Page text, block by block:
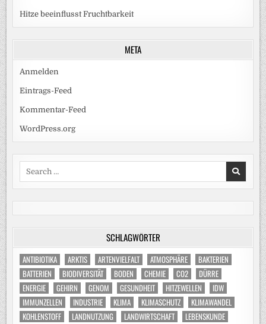
Hitze beeinflusst Fruchtbarkeit
META
Anmelden
Eintrags-Feed
Kommentar-Feed
WordPress.org
Search
SCHLAGWÖRTER
ANTIBIOTIKA ARKTIS ARTENVIELFALT ATMOSPHÄRE
BAKTERIEN
BATTERIEN
BIODIVERSITÄT BODEN CHEMIE CO2
DÜRRE
ENERGIE
GEHIRN GENOM GESUNDHEIT HITZEWELLEN
IDW
IMMUNZELLEN
INDUSTRIE KLIMA KLIMASCHUTZ
KLIMAWANDEL
KOHLENSTOFF
LANDNUTZUNG LANDWIRTSCHAFT
LEBENSKUNDE